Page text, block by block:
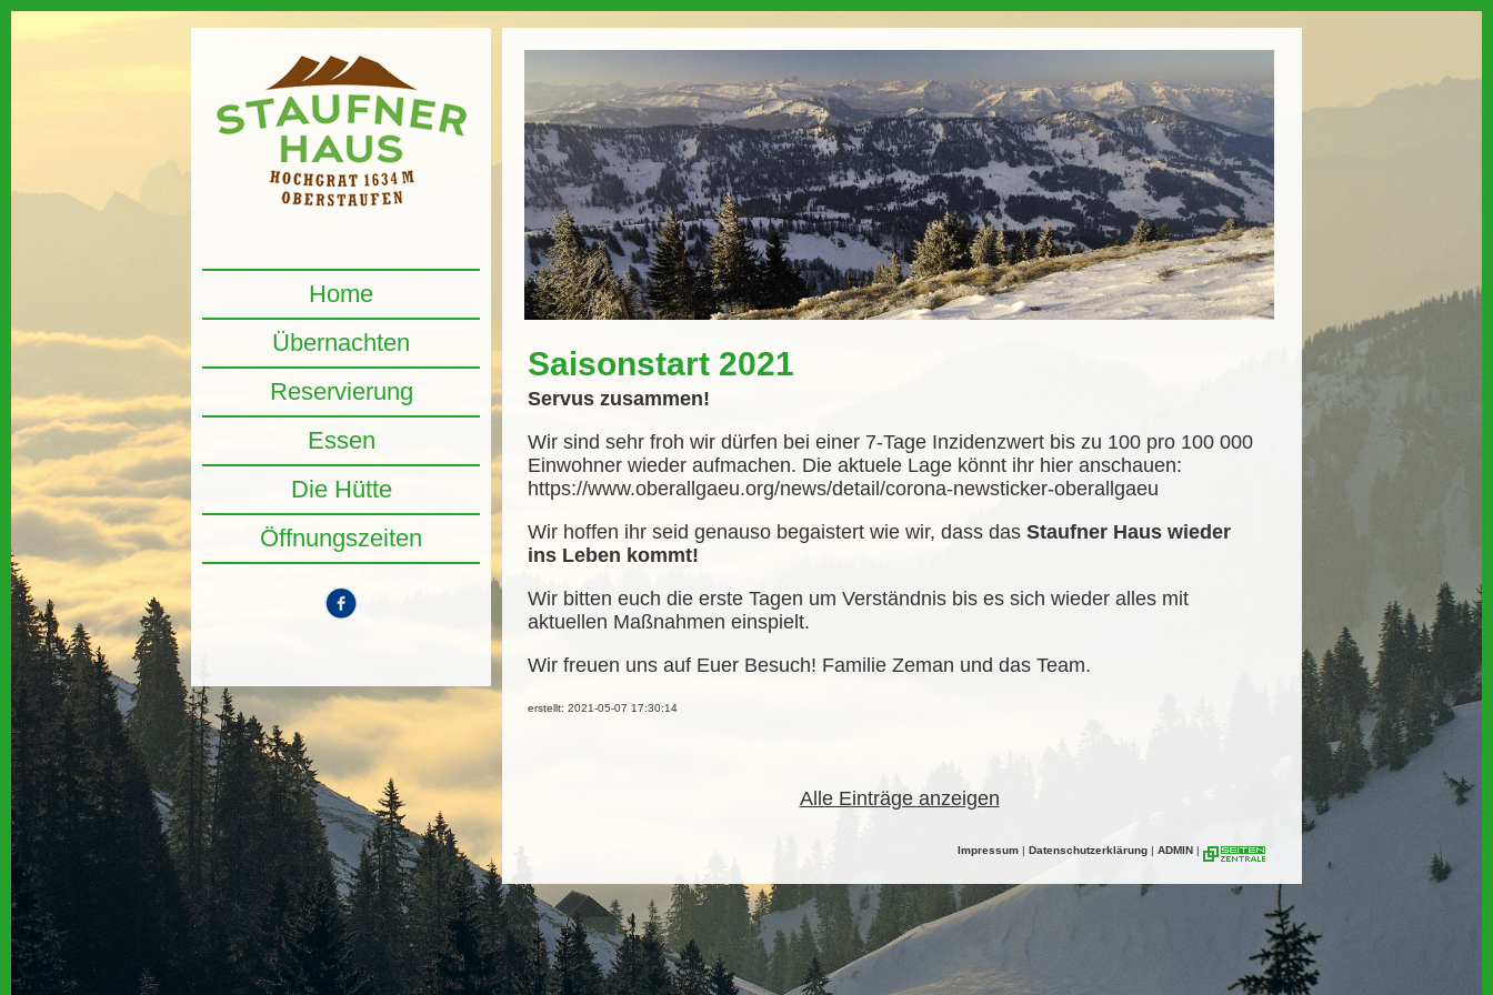
Home
Übernachten
Reservierung
Essen
Die Hütte
Öffnungszeiten
Saisonstart 2021
Servus zusammen!
Wir sind sehr froh wir dürfen bei einer 7-Tage Inzidenzwert bis zu 100 pro 100 000
Einwohner wieder aufmachen. Die aktuele Lage könnt ihr hier anschauen:
https://www.oberallgaeu.org/news/detail/corona-newsticker-oberallgaeu
Wir hoffen ihr seid genauso begaistert wie wir, dass das Staufner Haus wieder
ins Leben kommt!
Wir bitten euch die erste Tagen um Verständnis bis es sich wieder alles mit
aktuellen Maßnahmen einspielt.
Wir freuen uns auf Euer Besuch! Familie Zeman und das Team.
erstellt: 2021-05-07 17:30:14
Alle Einträge anzeigen
Impressum | Datenschutzerklärung | ADMIN |